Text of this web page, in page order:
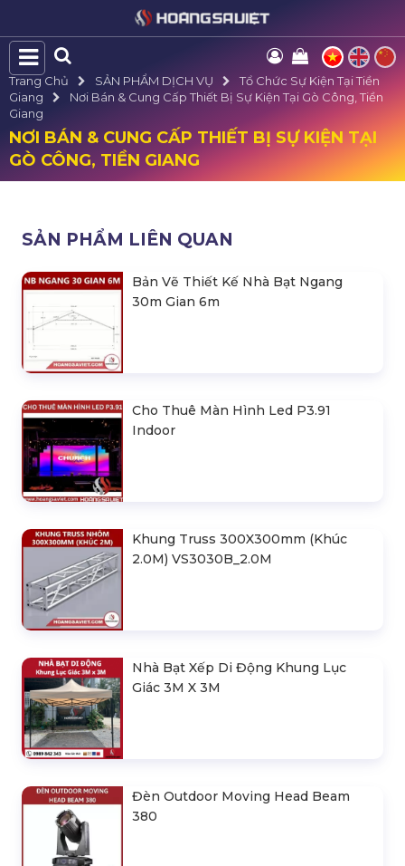
Trang Chủ SẢN PHẨM DỊCH VỤ
Tổ Chức Sự Kiện Tại Tiền
Giang
Nơi Bán & Cung Cấp Thiết Bị Sự Kiện Tại Gò Công, Tiền
Giang
NƠI BÁN & CUNG CẤP THIẾT BỊ SỰ KIỆN TẠI
GÒ CÔNG, TIỀN GIANG
SẢN PHẨM LIÊN QUAN
Bản Vẽ Thiết Kế Nhà Bạt Ngang
30m Gian 6m
Cho Thuê Màn Hình Led P3.91
Indoor
Khung Truss 300X300mm (Khúc
2.0M) VS3030B_2.0M
Nhà Bạt Xếp Di Động Khung Lục
Giác 3M X 3M
Đèn Outdoor Moving Head Beam
380